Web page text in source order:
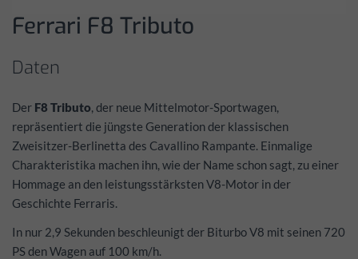
Ferrari F8 Tributo
Daten
Der F8 Tributo, der neue Mittelmotor-Sportwagen,
repräsentiert die jüngste Generation der klassischen
Zweisitzer-Berlinetta des Cavallino Rampante. Einmalige
Charakteristika machen ihn, wie der Name schon sagt, zu einer
Hommage an den leistungsstärksten V8-Motor in der
Geschichte Ferraris.
In nur 2,9 Sekunden beschleunigt der Biturbo V8 mit seinen 720
PS den Wagen auf 100 km/h.